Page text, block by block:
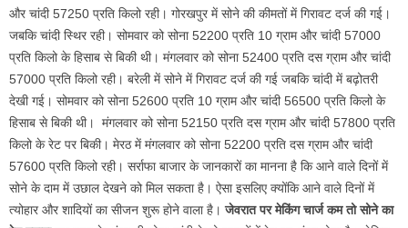
और चांदी 57250 प्रति किलो रही। गोरखपुर में सोने की कीमतों में गिरावट दर्ज की गई।
जबकि चांदी स्थिर रही। सोमवार को सोना 52200 प्रति 10 ग्राम और चांदी 57000
प्रति किलो के हिसाब से बिकी थी। मंगलवार को सोना 52400 प्रति दस ग्राम और चांदी
57000 प्रति किलो रही। बरेली में सोने में गिरावट दर्ज की गई जबकि चांदी में बढ़ोतरी
देखी गई। सोमवार को सोना 52600 प्रति 10 ग्राम और चांदी 56500 प्रति किलो के
हिसाब से बिकी थी। मंगलवार को सोना 52150 प्रति दस ग्राम और चांदी 57800 प्रति
किलो के रेट पर बिकी। मेरठ में मंगलवार को सोना 52200 प्रति दस ग्राम और चांदी
57600 प्रति किलो रही। सर्राफा बाजार के जानकारों का मानना है कि आने वाले दिनों में
सोने के दाम में उछाल देखने को मिल सकता है। ऐसा इसलिए क्योंकि आने वाले दिनों में
त्योहार और शादियों का सीजन शुरू होने वाला है।जेवरात पर मेकिंग चार्ज कम तो सोने का